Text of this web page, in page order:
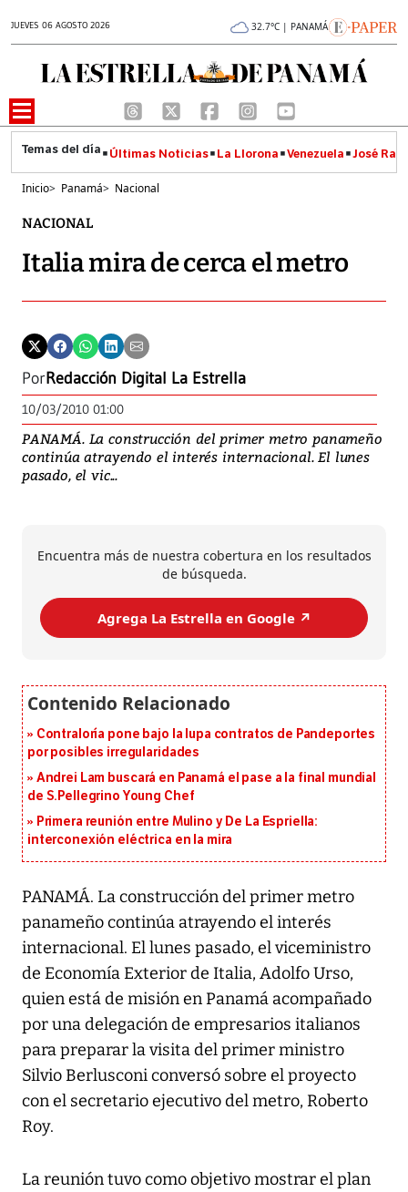
JUEVES 06 AGOSTO 2026 32.7°C | PANAMÁ
Últimas Noticias La Llorona Venezuela José
Inicio> Panamá> Nacional
NACIONAL
Italia mira de cerca el metro
PorRedacción Digital La Estrella
10/03/2010 01:00
PANAMÁ. La construcción del primer metro panameño
continúa atrayendo el interés internacional. El lunes
pasado, el vic...
Encuentra más de nuestra cobertura en los resultados
de búsqueda.
Agrega La Estrella en Google ↗️
Contraloría pone bajo la lupa contratos de Pandeportes
por posibles irregularidades
Andrei Lam buscará en Panamá el pase a la final mundial
de S.Pellegrino Young Chef
Primera reunión entre Mulino y De La Espriella:
interconexión eléctrica en la mira
PANAMÁ. La construcción del primer metro
panameño continúa atrayendo el interés
internacional. El lunes pasado, el viceministro
de Economía Exterior de Italia, Adolfo Urso,
quien está de misión en Panamá acompañado
por una delegación de empresarios italianos
para preparar la visita del primer ministro
Silvio Berlusconi conversó sobre el proyecto
con el secretario ejecutivo del metro, Roberto
Roy.
La reunión tuvo como objetivo mostrar el plan